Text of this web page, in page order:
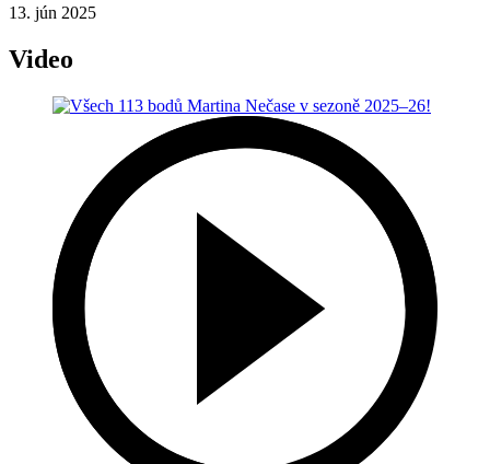
13. jún 2025
Video